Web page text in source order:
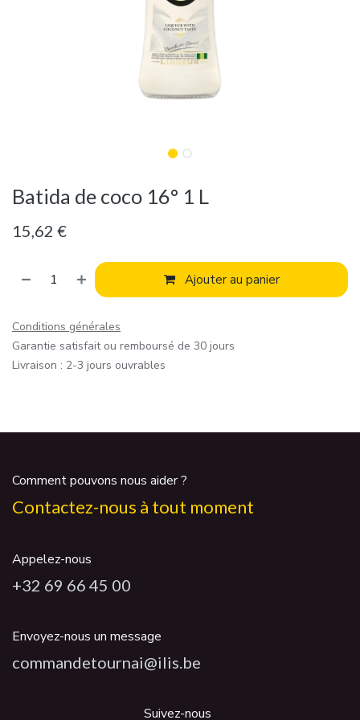
Batida de coco 16° 1 L
15,62 €
Ajouter au panier
Conditions générales
Garantie satisfait ou remboursé de 30 jours
Livraison : 2-3 jours ouvrables
Comment pouvons nous aider ?
Contactez-nous à tout moment
Appelez-nous
+32 69 66 45 00
Envoyez-nous un message
commandetournai@ilis.be
Suivez-nous